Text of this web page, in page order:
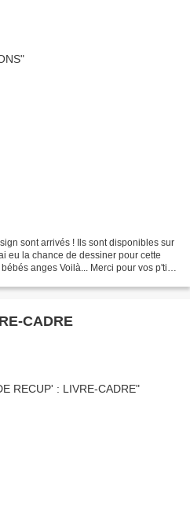
sont arrivés ! Ils sont disponibles sur
eu la chance de dessiner pour cette
anges Voilà... Merci pour vos p'tits
CADRE